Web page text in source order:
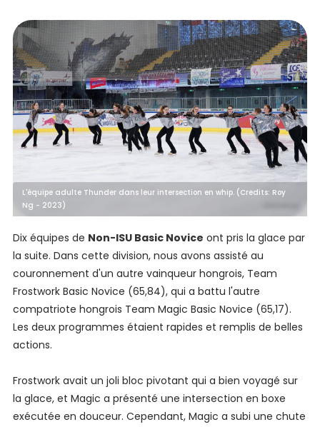
L'équipe adulte Thunder dans leur intersection en whip. (Credits: Roy
Ng - 2023)
Dix équipes de Non-ISU Basic Novice ont pris la glace par
la suite. Dans cette division, nous avons assisté au
couronnement d'un autre vainqueur hongrois, Team
Frostwork Basic Novice (65,84), qui a battu l'autre
compatriote hongrois Team Magic Basic Novice (65,17).
Les deux programmes étaient rapides et remplis de belles
actions.
Frostwork avait un joli bloc pivotant qui a bien voyagé sur
la glace, et Magic a présenté une intersection en boxe
exécutée en douceur. Cependant, Magic a subi une chute